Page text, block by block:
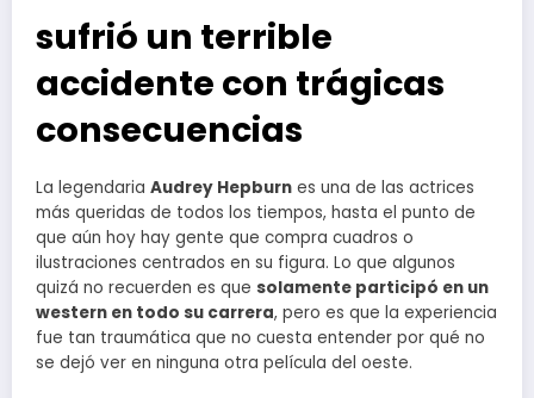
sufrió un terrible
accidente con trágicas
consecuencias
La legendaria Audrey Hepburn es una de las actrices
más queridas de todos los tiempos, hasta el punto de
que aún hoy hay gente que compra cuadros o
ilustraciones centrados en su figura. Lo que algunos
quizá no recuerden es que solamente participó en un
western en todo su carrera, pero es que la experiencia
fue tan traumática que no cuesta entender por qué no
se dejó ver en ninguna otra película del oeste.